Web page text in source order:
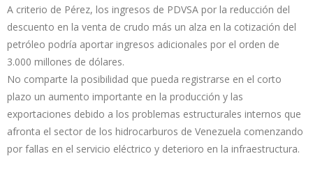
A criterio de Pérez, los ingresos de PDVSA por la reducción del
descuento en la venta de crudo más un alza en la cotización del
petróleo podría aportar ingresos adicionales por el orden de
3.000 millones de dólares.
No comparte la posibilidad que pueda registrarse en el corto
plazo un aumento importante en la producción y las
exportaciones debido a los problemas estructurales internos que
afronta el sector de los hidrocarburos de Venezuela comenzando
por fallas en el servicio eléctrico y deterioro en la infraestructura.